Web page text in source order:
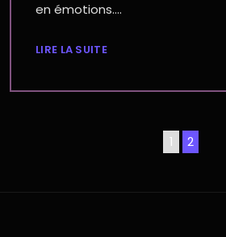
en émotions….
LIRE LA SUITE
1 2